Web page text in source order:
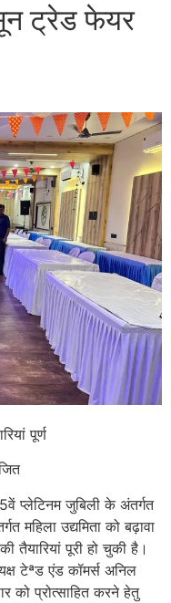
ट्रेड फेयर
पूर्ण
प्लेटिनम जुबिली के अंतर्गत
महिला उद्यमिता को बढ़ावा
तैयारियां पूरी हो चुकी है।
टेªड एंड कॉमर्स अनिल
को प्रोत्साहित करने हेतु